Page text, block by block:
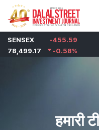
Skip to Content
हमारी